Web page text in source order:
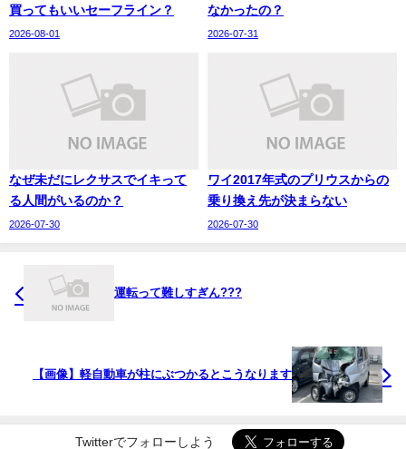
買ってもいいセーフライン？
2026-08-01
なかったの？
2026-07-31
なぜ未だにレクサスでイキって
る人間がいるのか？
2026-07-30
ワイ2017年式のプリウスからの
乗り換え先が決まらない
2026-07-30
運転って難しすぎん???
【画像】軽自動車が柱にぶつかるとこうなります
Twitterでフォローしよう